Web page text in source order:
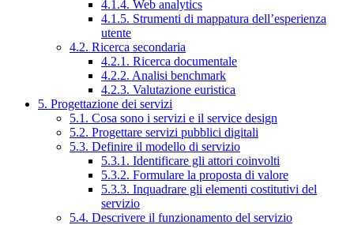
4.1.4. Web analytics
4.1.5. Strumenti di mappatura dell’esperienza
utente
4.2. Ricerca secondaria
4.2.1. Ricerca documentale
4.2.2. Analisi benchmark
4.2.3. Valutazione euristica
5. Progettazione dei servizi
5.1. Cosa sono i servizi e il service design
5.2. Progettare servizi pubblici digitali
5.3. Definire il modello di servizio
5.3.1. Identificare gli attori coinvolti
5.3.2. Formulare la proposta di valore
5.3.3. Inquadrare gli elementi costitutivi del
servizio
5.4. Descrivere il funzionamento del servizio